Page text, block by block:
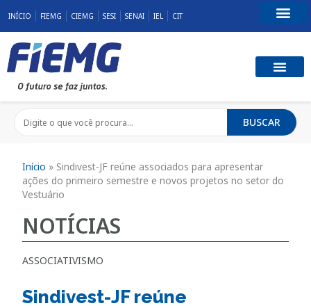
INÍCIO FIEMG CIEMG SESI SENAI IEL CIT
BUSCAR
Início » Sindivest-JF reúne associados para apresentar
ações do primeiro semestre e novos projetos no setor do
Vestuário
NOTÍCIAS
ASSOCIATIVISMO
Sindivest-JF reúne